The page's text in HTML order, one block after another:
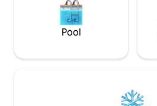
Pool